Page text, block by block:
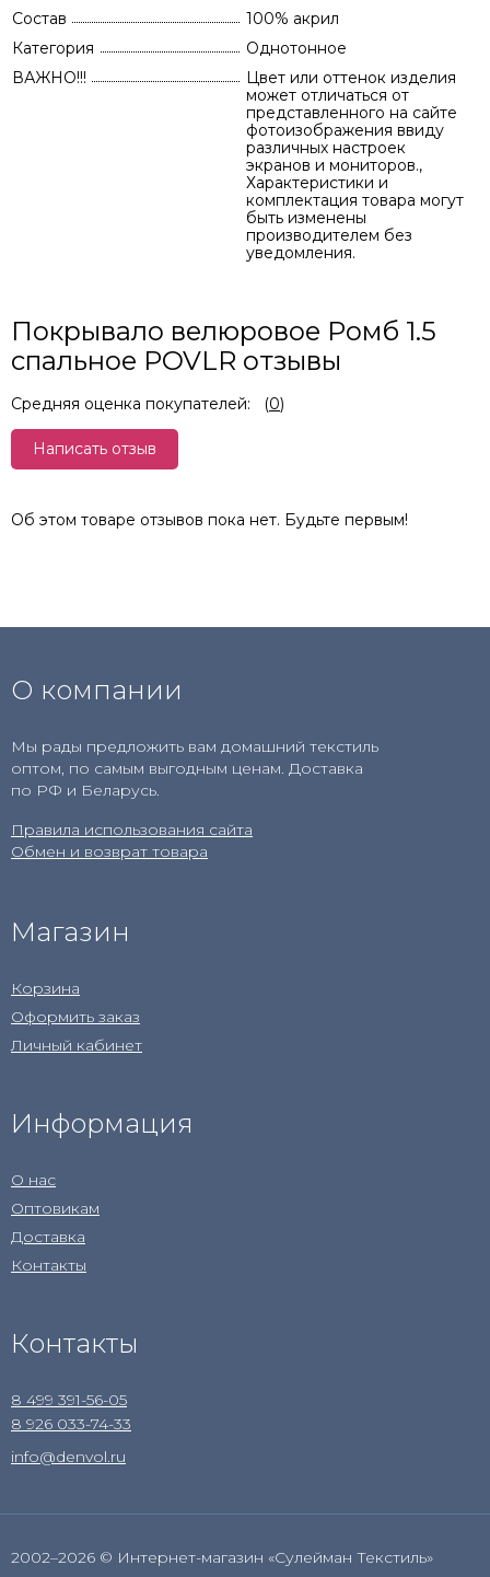
Состав
100% акрил
Категория
Однотонное
ВАЖНО!!!
Цвет или оттенок изделия
может отличаться от
представленного на сайте
фотоизображения ввиду
различных настроек
экранов и мониторов.,
Характеристики и
комплектация товара могут
быть изменены
производителем без
уведомления.
Покрывало велюровое Ромб 1.5
спальное POVLR отзывы
Средняя оценка покупателей: (0)
Написать отзыв
Об этом товаре отзывов пока нет. Будьте первым!
О компании
Мы рады предложить вам домашний текстиль
оптом, по самым выгодным ценам. Доставка
по РФ и Беларусь.
Правила использования сайта
Обмен и возврат товара
Магазин
Корзина
Оформить заказ
Личный кабинет
Информация
О нас
Оптовикам
Доставка
Контакты
Контакты
8 499 391-56-05
8 926 033-74-33
info@denvol.ru
2002–2026 © Интернет-магазин «Сулейман Текстиль»